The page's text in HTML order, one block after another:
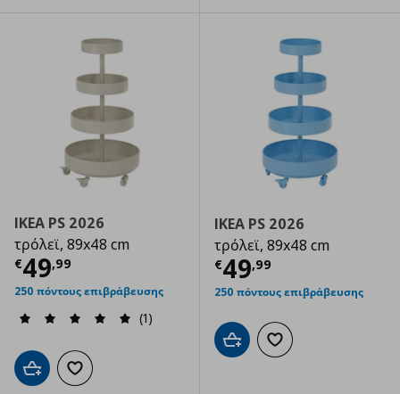
IKEA PS 2026
τρόλεϊ, 89x48 cm
€49,99
Τρέχουσα τιμή € 49,99
250 πόντους επιβράβευσης
(1)
Προσθήκη στο καλάθι
Προσθήκη στα αγαπημένα
IKEA PS 2026
τρόλεϊ, 89x48 cm
€49,99
Τρέχουσα
250 πόντους επιβράβευσης
Προσθήκη στο καλάθι
Προσθήκη στα